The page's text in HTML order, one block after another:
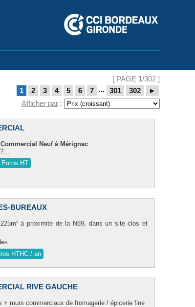
[ PAGE 1/302 ]
1
2 3 4 5 6 7 ... 301 302
►
Afficher par :
Neuf à Mérignac
Euros HT
BUREAUX
à proximité de la N89, dans un site clos et
HTHC / an
RIVE GAUCHE
+ murs commerciaux de fromagerie / épicerie fine